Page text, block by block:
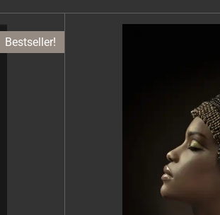
Bestseller!